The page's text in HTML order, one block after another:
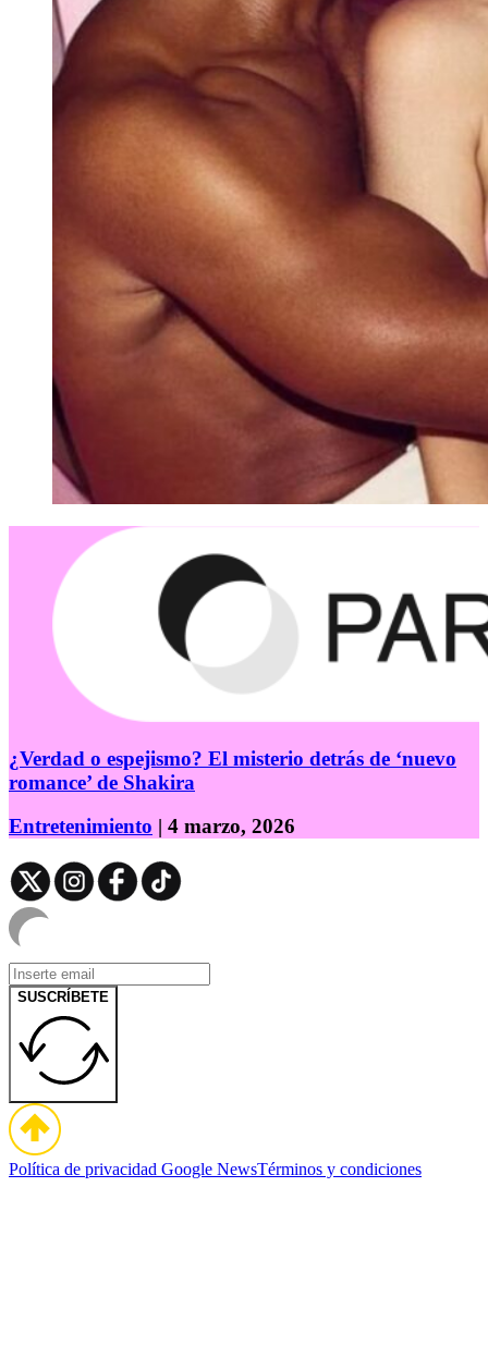
¿Verdad o espejismo? El misterio detrás de ‘nuevo
romance’ de Shakira
Entretenimiento | 4 marzo, 2026
SUSCRÍBETE
Política de privacidad Google NewsTérminos y condiciones